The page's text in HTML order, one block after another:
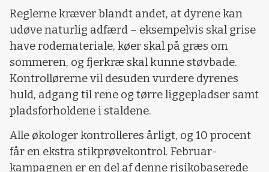
Reglerne kræver blandt andet, at dyrene kan
udøve naturlig adfærd – eksempelvis skal grise
have rodemateriale, køer skal på græs om
sommeren, og fjerkræ skal kunne støvbade.
Kontrollørerne vil desuden vurdere dyrenes
huld, adgang til rene og tørre liggepladser samt
pladsforholdene i staldene.
Alle økologer kontrolleres årligt, og 10 procent
får en ekstra stikprøvekontrol. Februar-
kampagnen er en del af denne risikobaserede